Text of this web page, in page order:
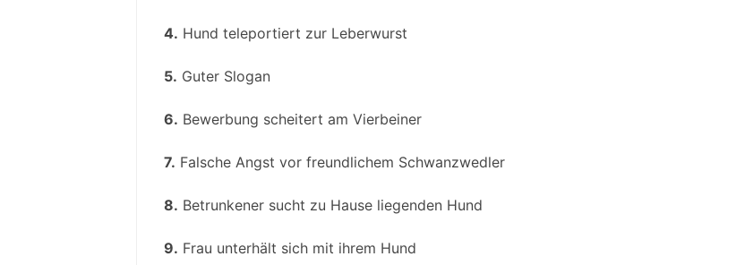
4. Hund teleportiert zur Leberwurst
5. Guter Slogan
6. Bewerbung scheitert am Vierbeiner
7. Falsche Angst vor freundlichem Schwanzwedler
8. Betrunkener sucht zu Hause liegenden Hund
9. Frau unterhält sich mit ihrem Hund